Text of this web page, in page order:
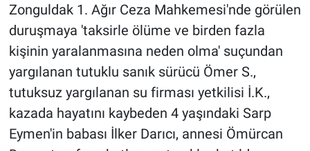
Zonguldak 1. Ağır Ceza Mahkemesi'nde görülen
duruşmaya 'taksirle ölüme ve birden fazla
kişinin yaralanmasına neden olma' suçundan
yargılanan tutuklu sanık sürücü Ömer S.,
tutuksuz yargılanan su firması yetkilisi İ.K.,
kazada hayatını kaybeden 4 yaşındaki Sarp
Eymen'in babası İlker Darıcı, annesi Ömürcan